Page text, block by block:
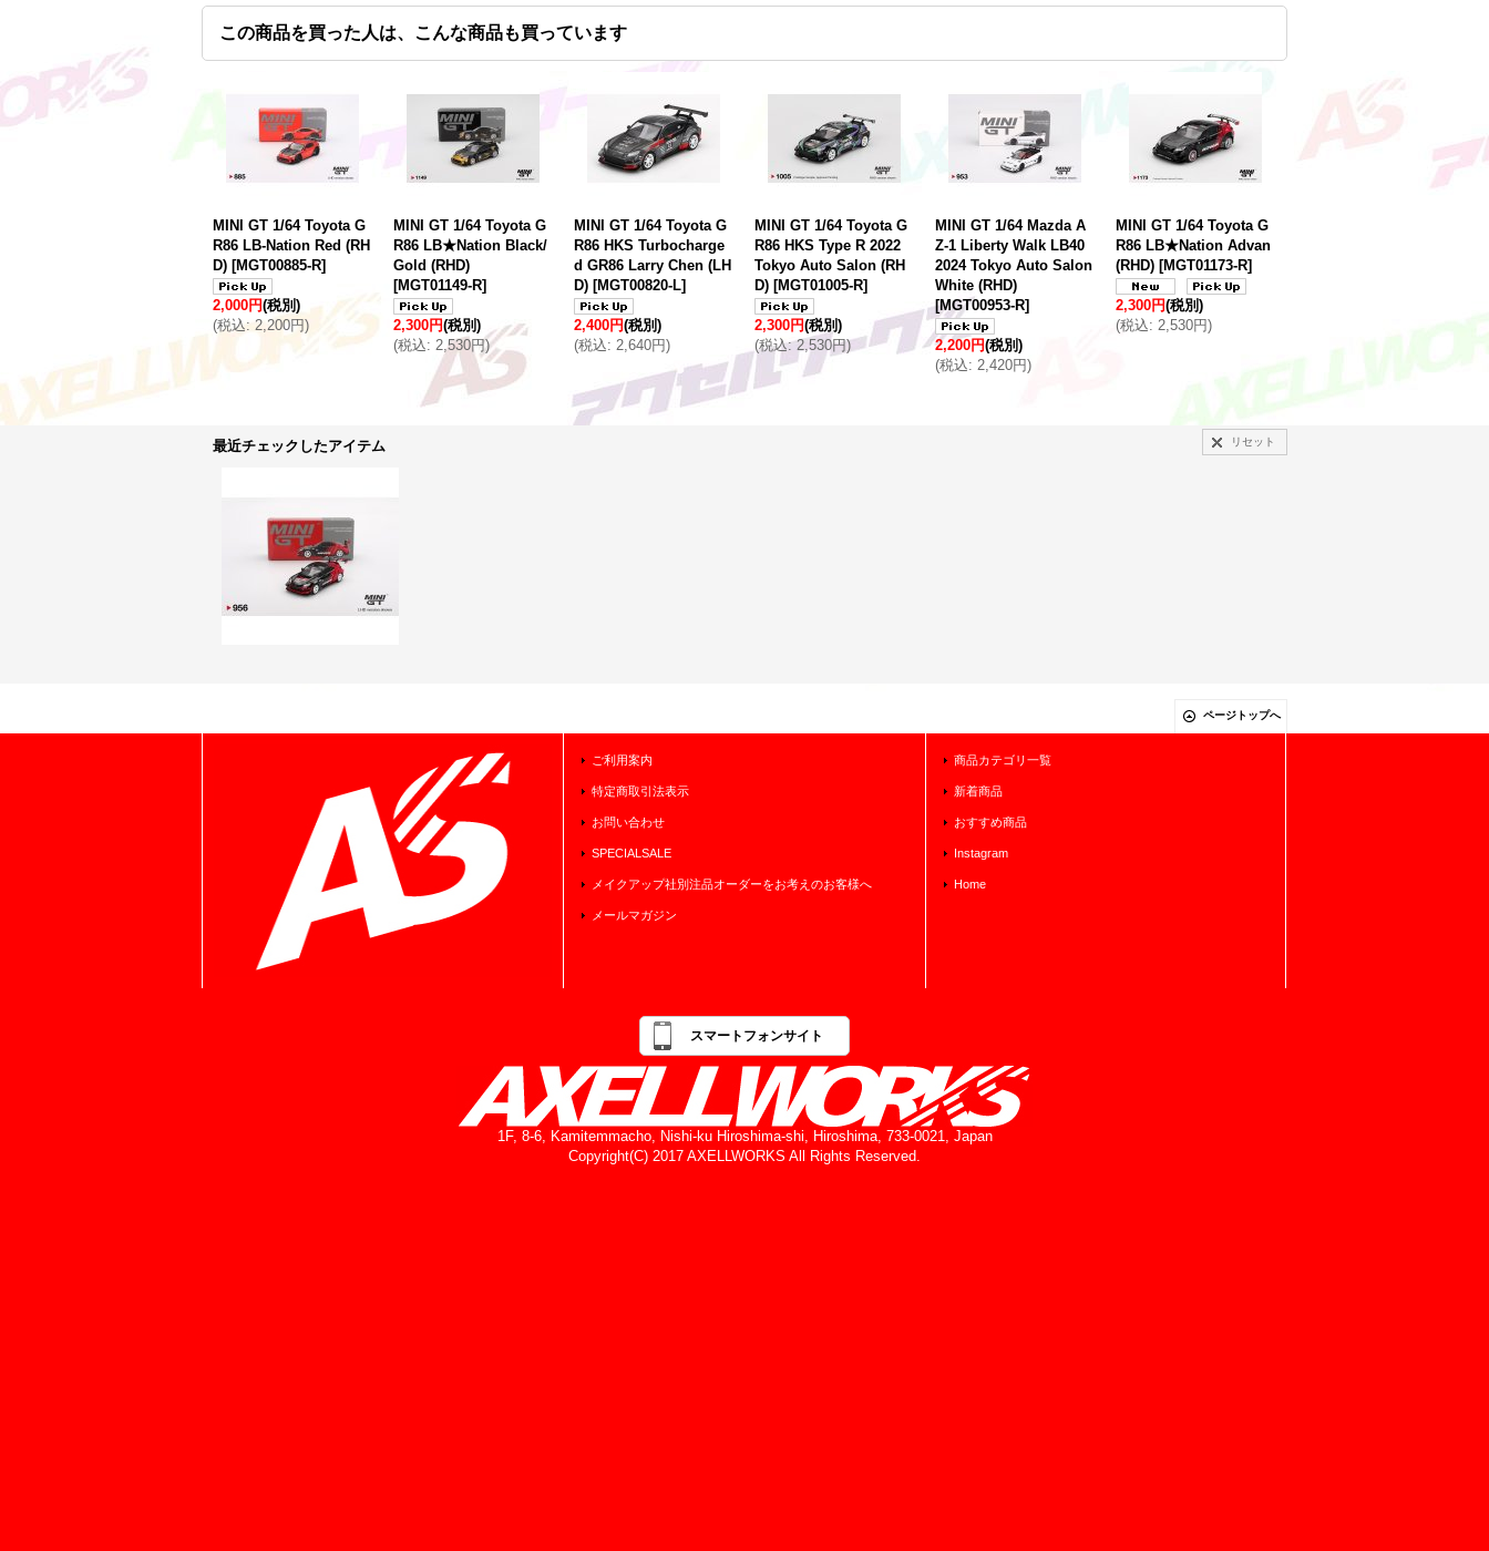
この商品を買った人は、こんな商品も買っています
MINI GT 1/64 Toyota G
R86 LB-Nation Red (RH
D) [MGT00885-R]
2,000円(税別)
(税込: 2,200円)
MINI GT 1/64 Toyota G
R86 LB★Nation Black/
Gold (RHD)
[MGT01149-R]
2,300円(税別)
(税込: 2,530円)
MINI GT 1/64 Toyota G
R86 HKS Turbocharge
d GR86 Larry Chen (LH
D) [MGT00820-L]
2,400円(税別)
(税込: 2,640円)
MINI GT 1/64 Toyota G
R86 HKS Type R 2022
Tokyo Auto Salon (RH
D) [MGT01005-R]
2,300円(税別)
(税込: 2,530円)
MINI GT 1/64 Mazda A
Z-1 Liberty Walk LB40
2024 Tokyo Auto Salon
White (RHD)
[MGT00953-R]
2,200円(税別)
(税込: 2,420円)
MINI GT 1/64 Toyota G
R86 LB★Nation Advan
(RHD) [MGT01173-R]
2,300円(税別)
(税込: 2,530円)
最近チェックしたアイテム リセット
ページトップへ
ご利用案内
特定商取引法表示
お問い合わせ
SPECIALSALE
メイクアップ社別注品オーダーをお考えのお客様へ
メールマガジン
商品カテゴリ一覧
新着商品
おすすめ商品
Instagram
Home
スマートフォンサイト
1F, 8-6, Kamitemmacho, Nishi-ku Hiroshima-shi, Hiroshima, 733-0021, Japan
Copyright(C) 2017 AXELLWORKS All Rights Reserved.